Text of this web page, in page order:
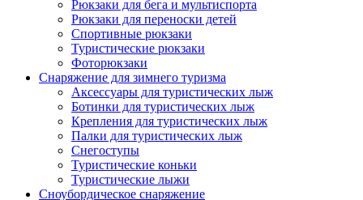
Рюкзаки для бега и мультиспорта
Рюкзаки для переноски детей
Спортивные рюкзаки
Туристические рюкзаки
Фоторюкзаки
Снаряжение для зимнего туризма
Аксессуары для туристических лыж
Ботинки для туристических лыж
Крепления для туристических лыж
Палки для туристических лыж
Снегоступы
Туристические коньки
Туристические лыжи
Сноубордическое снаряжение